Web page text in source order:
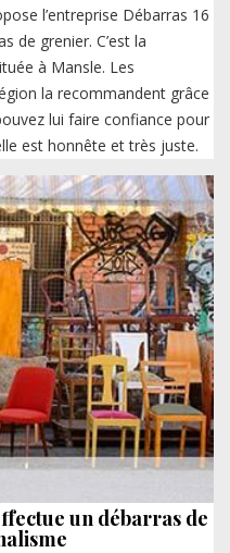
l’entreprise Débarras 16
de grenier. C’est la
à Mansle. Les
la recommandent grâce
lui faire confiance pour
est honnête et très juste.
un débarras de